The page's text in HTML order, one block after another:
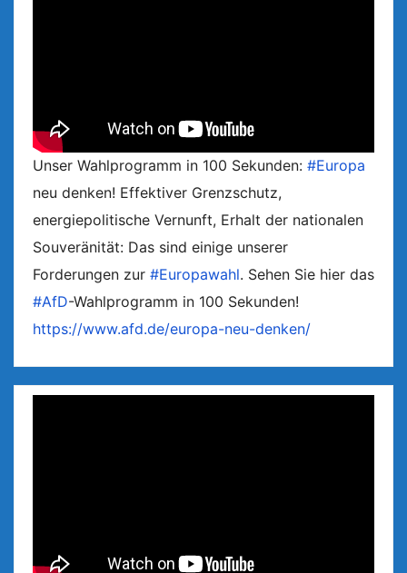
Unser Wahlprogramm in 100 Sekunden: #Europa
neu denken! Effektiver Grenzschutz,
energiepolitische Vernunft, Erhalt der nationalen
Souveränität: Das sind einige unserer
Forderungen zur #Europawahl. Sehen Sie hier das
#AfD-Wahlprogramm in 100 Sekunden!
https://www.afd.de/europa-neu-denken/